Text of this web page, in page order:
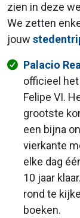
zien in deze
We zetten
jouw
Palacio Real
officieel
Felipe VI.
grootste
een bijna
vierkante
elke dag
10 jaar
rond te
boeken.